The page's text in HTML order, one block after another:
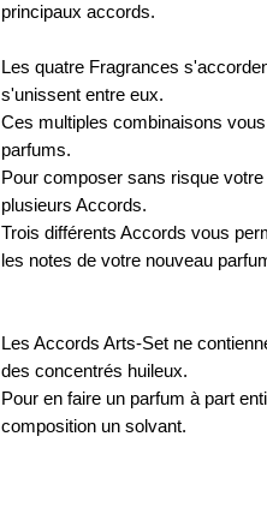
principaux accords.
Les quatre Fragrances
s'unissent entre eux.
Ces multiples combinaisons
parfums.
Pour composer sans risque
plusieurs Accords.
Trois différents Accords vous
les notes de votre nouveau
Les Accords Arts-Set ne
des concentrés huileux.
Pour en faire un parfum à part
composition un solvant.